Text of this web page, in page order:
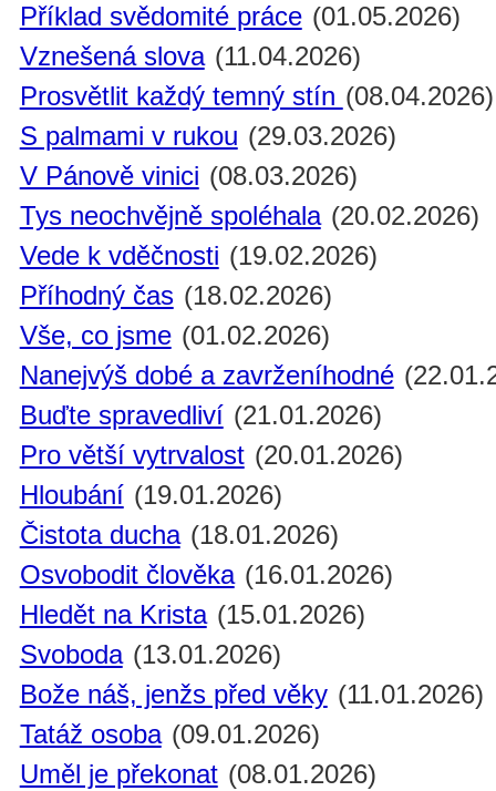
Příklad svědomité práce (01.05.2026)
Vznešená slova (11.04.2026)
Prosvětlit každý temný stín (08.04.2026)
S palmami v rukou (29.03.2026)
V Pánově vinici (08.03.2026)
Tys neochvějně spoléhala (20.02.2026)
Vede k vděčnosti (19.02.2026)
Příhodný čas (18.02.2026)
Vše, co jsme (01.02.2026)
Nanejvýš dobé a zavrženíhodné
Buďte spravedliví (21.01.2026)
Pro větší vytrvalost (20.01.2026)
Hloubání (19.01.2026)
Čistota ducha (18.01.2026)
Osvobodit člověka (16.01.2026)
Hledět na Krista (15.01.2026)
Svoboda (13.01.2026)
Bože náš, jenžs před věky (11.01.2026)
Tatáž osoba (09.01.2026)
Uměl je překonat (08.01.2026)